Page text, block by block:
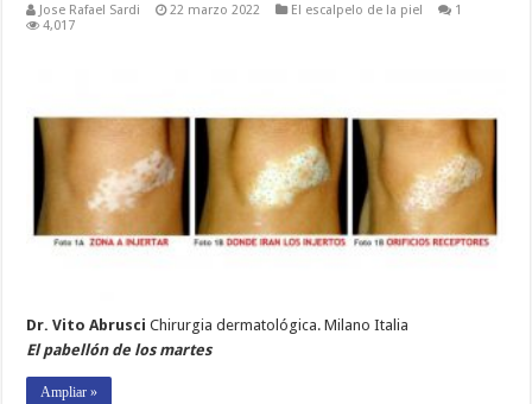
Jose Rafael Sardi 22 marzo 2022 El escalpelo de la piel
1
4,017
Dr. Vito Abrusci Chirurgia dermatológica. Milano Italia
El pabellón de los martes
Ampliar »